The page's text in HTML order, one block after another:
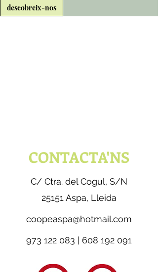
descobreix-nos
CONTACTA'NS
C/ Ctra. del Cogul, S/N
25151 Aspa, Lleida
coopeaspa@hotmail.com
973 122 083 608 192 091